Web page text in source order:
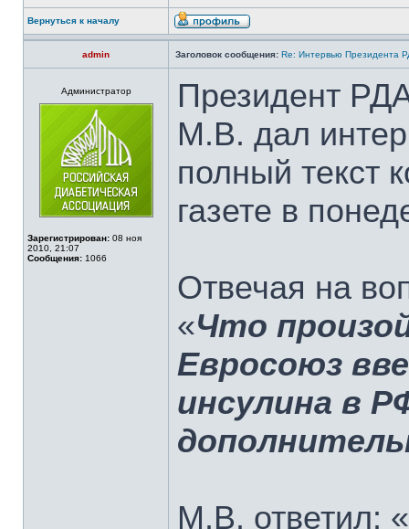
Вернуться к началу
admin Заголовок сообщения: Re: Интервью Президента
Администратор
Зарегистрирован: 08 ноя
2010, 21:07
Сообщения: 1066
Президент
М.В. дал
полный текст
газете в
Отвечая на
«Что
Евросоюз
инсулина в
М.В. ответил: «